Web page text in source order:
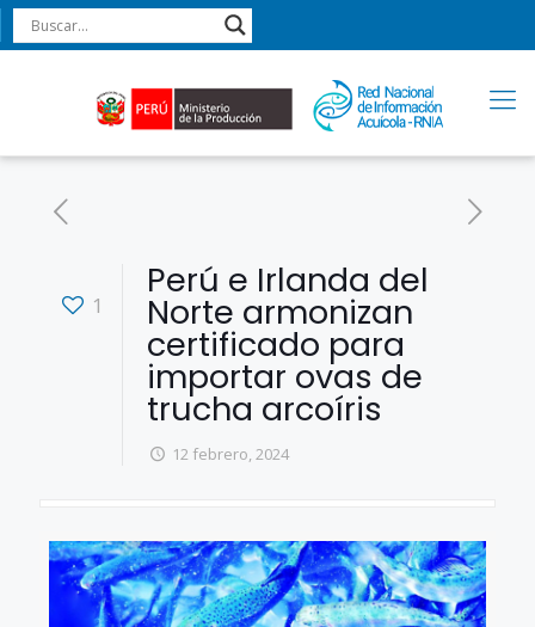
1
Perú e Irlanda del
Norte armonizan
certificado para
importar ovas de
trucha arcoíris
12 febrero, 2024